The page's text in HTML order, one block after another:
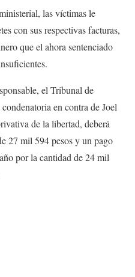
las víctimas le
con sus respectivas facturas,
que el ahora sentenciado
el Tribunal de
en contra de Joel
de la libertad, deberá
27 mil 594 pesos y un pago
por la cantidad de 24 mil